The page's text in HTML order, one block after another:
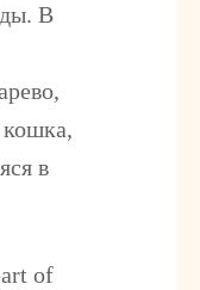
В
кошка,
в
of